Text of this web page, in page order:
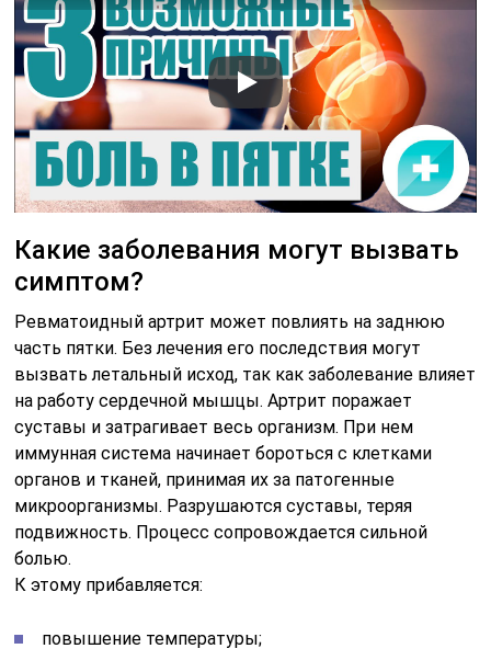
Какие заболевания могут вызвать
симптом?
Ревматоидный артрит может повлиять на заднюю
часть пятки. Без лечения его последствия могут
вызвать летальный исход, так как заболевание влияет
на работу сердечной мышцы. Артрит поражает
суставы и затрагивает весь организм. При нем
иммунная система начинает бороться с клетками
органов и тканей, принимая их за патогенные
микроорганизмы. Разрушаются суставы, теряя
подвижность. Процесс сопровождается сильной
болью.
К этому прибавляется:
повышение температуры;